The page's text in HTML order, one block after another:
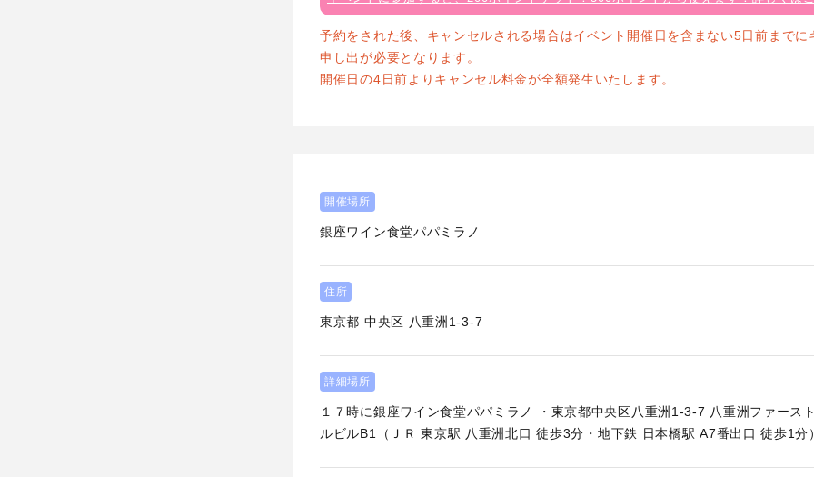
予約をされた後、キャンセルされる場合はイベント開催日を含まない5日前までに
申し出が必要となります。
開催日の4日前よりキャンセル料金が全額発生いたします。
開催場所
銀座ワイン食堂パパミラノ
住所
東京都 中央区 八重洲1-3-7
詳細場所
１７時に銀座ワイン食堂パパミラノ ・東京都中央区八重洲1-3-7 八重洲ファース
ルビルB1（ＪＲ 東京駅 八重洲北口 徒歩3分・地下鉄 日本橋駅 A7番出口 徒歩1分